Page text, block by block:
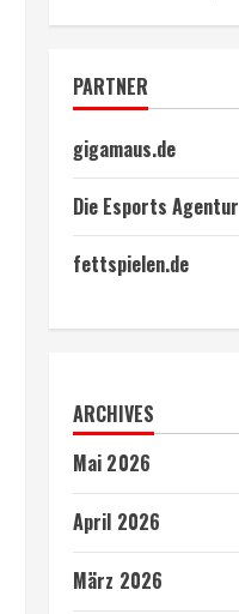
PARTNER
gigamaus.de
Die Esports Agentur
fettspielen.de
ARCHIVES
Mai 2026
April 2026
März 2026